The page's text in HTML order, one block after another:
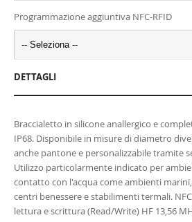
Programmazione aggiuntiva NFC-RFID
-- Seleziona --
DETTAGLI
Braccialetto in silicone anallergico e
IP68. Disponibile in misure di diametro
anche pantone e personalizzabile tramite
Utilizzo particolarmente indicato per
contatto con l'acqua come ambienti
centri benessere e stabilimenti termali.
lettura e scrittura (Read/Write) HF 13,56